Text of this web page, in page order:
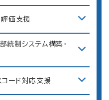
評価支援
統制システム構築・
コード対応支援